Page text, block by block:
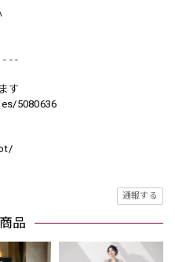
- - -
す
5080636
通報する
品